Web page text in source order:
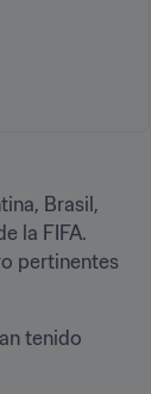
Brasil,
la FIFA.
pertinentes
tenido